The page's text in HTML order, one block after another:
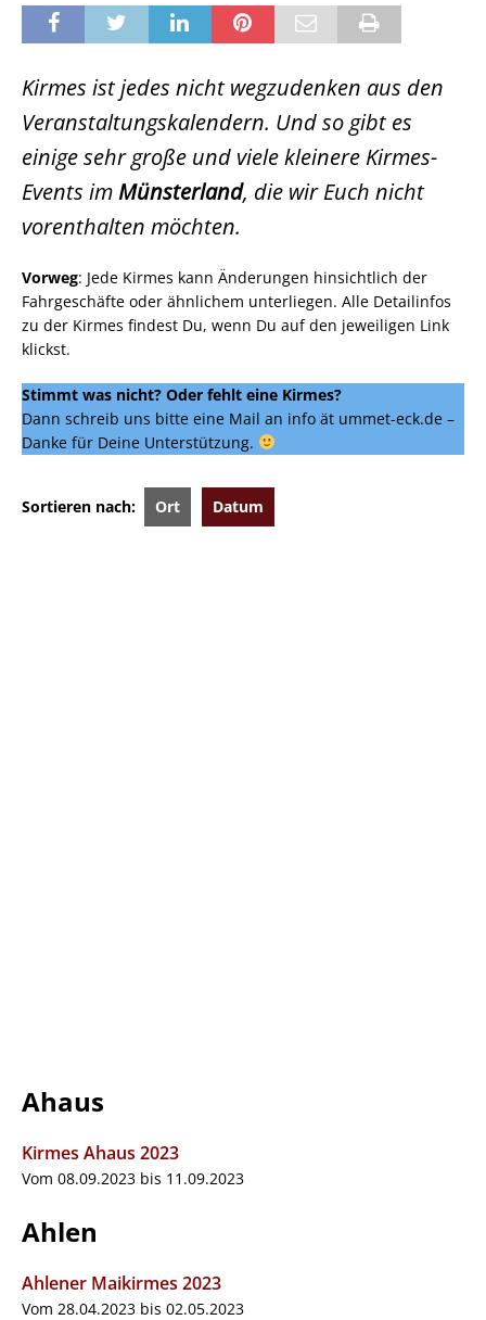
Kirmes ist jedes nicht wegzudenken aus den
Veranstaltungskalendern. Und so gibt es
einige sehr große und viele kleinere Kirmes-
Events imMünsterland, die wir Euch nicht
vorenthalten möchten.
Vorweg: Jede Kirmes kann Änderungen hinsichtlich der
Fahrgeschäfte oder ähnlichem unterliegen. Alle Detailinfos
zu der Kirmes findest Du, wenn Du auf den jeweiligen Link
klickst.
Stimmt was nicht? Oder fehlt eine Kirmes?
Dann schreib uns bitte eine Mail an info ät ummet-eck.de –
Danke für Deine Unterstützung.
Sortieren nach: Ort Datum
Ahaus
Kirmes Ahaus 2023
Vom 08.09.2023 bis 11.09.2023
Ahlen
Ahlener Maikirmes 2023
Vom 28.04.2023 bis 02.05.2023